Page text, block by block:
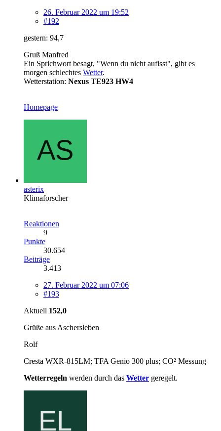
26. Februar 2022 um 19:52
#192
gestern: 94,7
Gruß Manfred
Ein Sprichwort besagt, "Wenn du nicht aufisst", gibt es
morgen schlechtes Wetter.
Wetterstation: Nexus TE923 HW4
Homepage
asterix
Klimaforscher
Reaktionen
9
Punkte
30.654
Beiträge
3.413
27. Februar 2022 um 07:06
#193
Aktuell 152,0
Grüße aus Aschersleben
Rolf
Cresta WXR-815LM; TFA Genio 300 plus; CO² Messung
Wetterregeln werden durch das Wetter geregelt.